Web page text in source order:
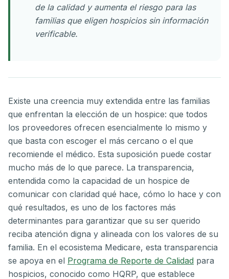
de la calidad y aumenta el riesgo para las
familias que eligen hospicios sin información
verificable.
Existe una creencia muy extendida entre las familias
que enfrentan la elección de un hospice: que todos
los proveedores ofrecen esencialmente lo mismo y
que basta con escoger el más cercano o el que
recomiende el médico. Esta suposición puede costar
mucho más de lo que parece. La transparencia,
entendida como la capacidad de un hospice de
comunicar con claridad qué hace, cómo lo hace y con
qué resultados, es uno de los factores más
determinantes para garantizar que su ser querido
reciba atención digna y alineada con los valores de su
familia. En el ecosistema Medicare, esta transparencia
se apoya en el Programa de Reporte de Calidad para
hospicios, conocido como HQRP, que establece